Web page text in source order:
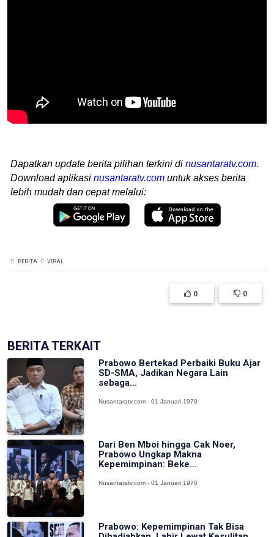
Dapatkan update berita pilihan terkini di nusantaratv.com.
Download aplikasi nusantaratv.com untuk akses berita
lebih mudah dan cepat melalui:
BERITA VIRAL
0 0
BERITA TERKAIT
Prabowo Bertekad Perbaiki Buku Ajar
SD-SMA, Jadikan Negara Lain
sebaga...
Nusantaratv.com - 01 Januari 1970
Dari Ben Mboi hingga Cak Noer,
Prabowo Ungkap Makna
Kepemimpinan: Beke...
Nusantaratv.com - 01 Januari 1970
Prabowo: Kepemimpinan Tak Bisa